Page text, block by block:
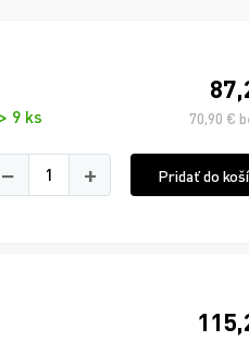
9 ks 70,90 €
− + Pridať do